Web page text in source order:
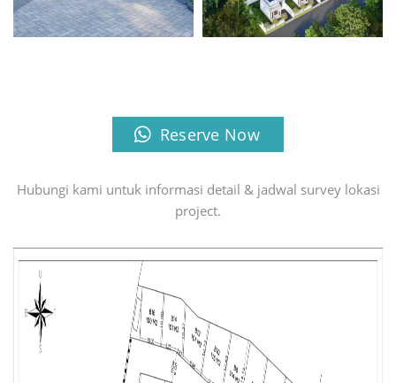
Reserve Now
Hubungi kami untuk informasi detail & jadwal survey lokasi
project.